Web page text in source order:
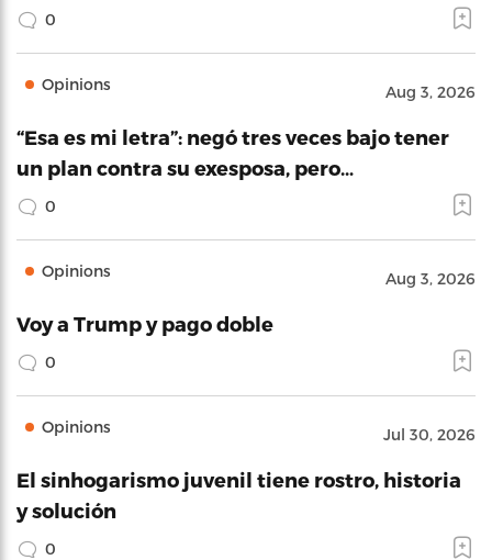
0
Opinions Aug 3, 2026
“Esa es mi letra”: negó tres veces bajo tener
un plan contra su exesposa, pero…
0
Opinions Aug 3, 2026
Voy a Trump y pago doble
0
Opinions Jul 30, 2026
El sinhogarismo juvenil tiene rostro, historia
y solución
0